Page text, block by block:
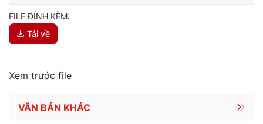
FILE ĐÍNH KÈM:
Tải về
Xem trước file
VĂN BẢN KHÁC